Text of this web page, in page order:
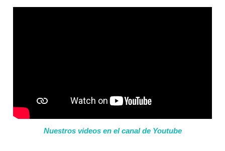
Nuestros videos en el canal de Youtube